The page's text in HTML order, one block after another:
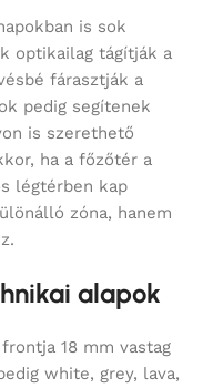
is sok
optikailag tágítják a
fárasztják a
pedig segítenek
is szerethető
ha a főzőtér a
légtérben kap
zóna, hanem
alapok
18 mm vastag
white, grey, lava,